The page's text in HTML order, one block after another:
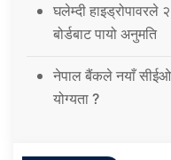
घलेम्दी हाइड्रोपावरले
बोर्डबाट पायो अनुमति
नेपाल बैंकले नयाँ
योग्यता ?